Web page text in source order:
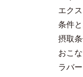
エク
条件
摂取
おこ
ラバ